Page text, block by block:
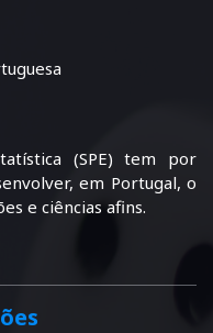
(SPE) tem por
em Portugal, o
e ciências afins.